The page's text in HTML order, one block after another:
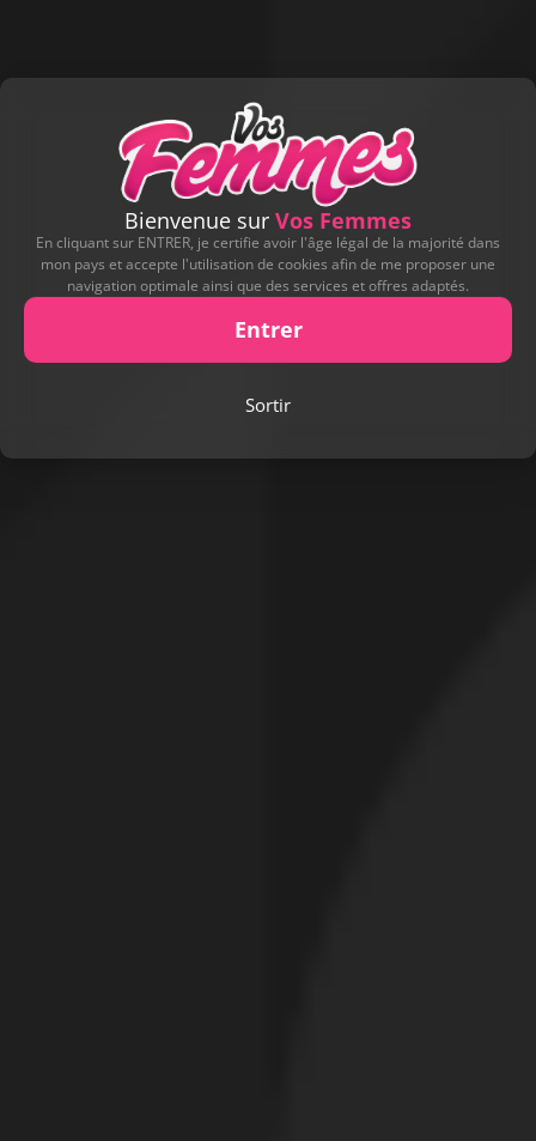
Bienvenue sur Vos Femmes
En cliquant sur ENTRER, je certifie avoir l'âge légal de la majorité dans
mon pays et accepte l'utilisation de cookies afin de me proposer une
navigation optimale ainsi que des services et offres adaptés.
Entrer
Sortir